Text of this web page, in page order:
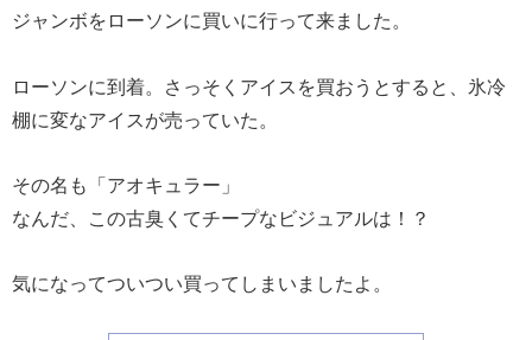
ジャンボをローソンに買いに行って来ました。
ローソンに到着。さっそくアイスを買おうとすると、氷冷
棚に変なアイスが売っていた。
その名も「アオキュラー」
なんだ、この古臭くてチープなビジュアルは！？
気になってついつい買ってしまいましたよ。